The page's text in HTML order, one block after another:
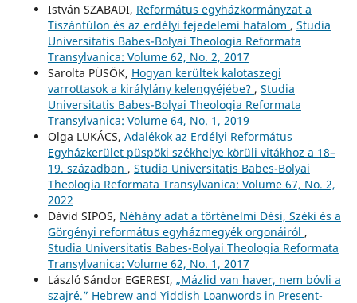
István SZABADI, Református egyházkormányzat a
Tiszántúlon és az erdélyi fejedelemi hatalom , Studia
Universitatis Babes-Bolyai Theologia Reformata
Transylvanica: Volume 62, No. 2, 2017
Sarolta PÜSÖK, Hogyan kerültek kalotaszegi
varrottasok a királylány kelengyéjébe? , Studia
Universitatis Babes-Bolyai Theologia Reformata
Transylvanica: Volume 64, No. 1, 2019
Olga LUKÁCS, Adalékok az Erdélyi Református
Egyházkerület püspöki székhelye körüli vitákhoz a 18–
19. században , Studia Universitatis Babes-Bolyai
Theologia Reformata Transylvanica: Volume 67, No. 2,
2022
Dávid SIPOS, Néhány adat a történelmi Dési, Széki és a
Görgényi református egyházmegyék orgonáiról ,
Studia Universitatis Babes-Bolyai Theologia Reformata
Transylvanica: Volume 62, No. 1, 2017
László Sándor EGERESI, „Mázlid van haver, nem bóvli a
szajré.” Hebrew and Yiddish Loanwords in Present-